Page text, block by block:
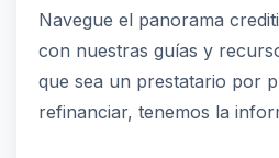
Navegue el panorama
con nuestras guías y
que sea un prestatario por
refinanciar, tenemos la